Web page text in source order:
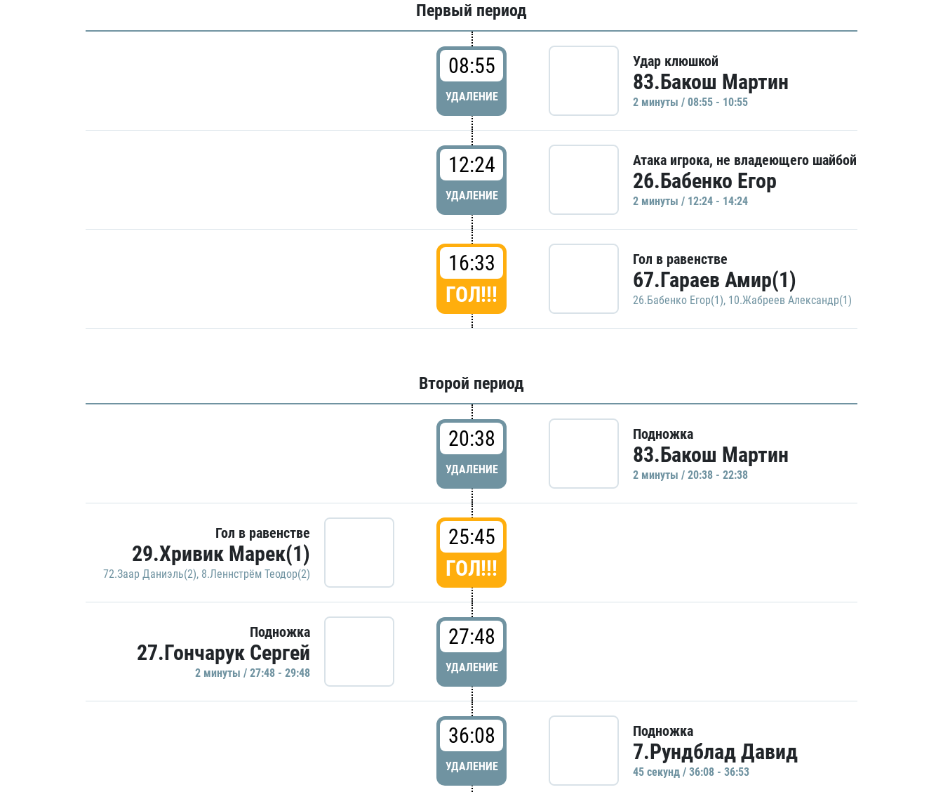
Первый период
08:55
УДАЛЕНИЕ
Удар клюшкой
83.Бакош Мартин
2 минуты / 08:55 - 10:55
12:24
УДАЛЕНИЕ
Атака игрока, не владеющего шайбой
26.Бабенко Егор
2 минуты / 12:24 - 14:24
16:33
ГОЛ!!!
Гол в равенстве
67.Гараев Амир(1)
26.Бабенко Егор(1), 10.Жабреев Александр(1)
Второй период
20:38
УДАЛЕНИЕ
Подножка
83.Бакош Мартин
2 минуты / 20:38 - 22:38
Гол в равенстве
29.Хривик Марек(1)
72.Заар Даниэль(2), 8.Леннстрём Теодор(2)
25:45
ГОЛ!!!
Подножка
27.Гончарук Сергей
2 минуты / 27:48 - 29:48
27:48
УДАЛЕНИЕ
36:08
УДАЛЕНИЕ
Подножка
7.Рундблад Давид
45 секунд / 36:08 - 36:53